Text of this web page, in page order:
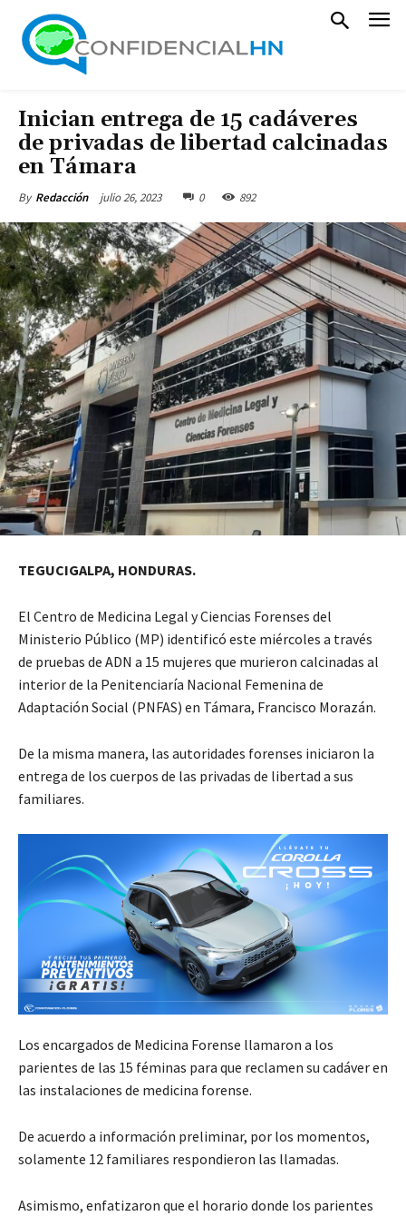
Inician entrega de 15 cadáveres
de privadas de libertad calcinadas
en Támara
By Redacción julio 26, 2023 0 892
TEGUCIGALPA, HONDURAS.
El Centro de Medicina Legal y Ciencias Forenses del
Ministerio Público (MP) identificó este miércoles a través
de pruebas de ADN a 15 mujeres que murieron calcinadas al
interior de la Penitenciaría Nacional Femenina de
Adaptación Social (PNFAS) en Támara, Francisco Morazán.
De la misma manera, las autoridades forenses iniciaron la
entrega de los cuerpos de las privadas de libertad a sus
familiares.
Los encargados de Medicina Forense llamaron a los
parientes de las 15 féminas para que reclamen su cadáver en
las instalaciones de medicina forense.
De acuerdo a información preliminar, por los momentos,
solamente 12 familiares respondieron las llamadas.
Asimismo, enfatizaron que el horario donde los parientes